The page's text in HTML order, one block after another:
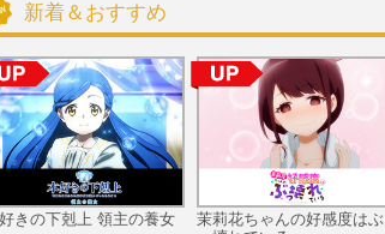
新着＆おすすめ
きの下剋上 領主の養女
茉莉花ちゃんの好感度はぶ